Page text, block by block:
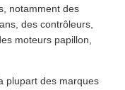
notamment des
des contrôleurs,
moteurs papillon,
plupart des marques